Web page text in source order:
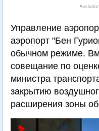
Управление
аэропорт "Бен
обычном режиме.
совещание по
министра
закрытию
расширения зоны